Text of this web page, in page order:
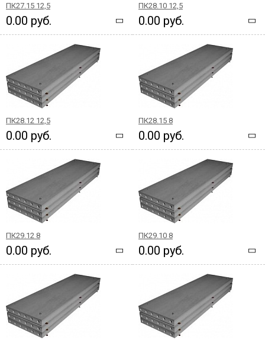
ПК27.15 12,5
0.00 руб.
ПК28.10 12,5
0.00 руб.
ПК28.12 12,5
0.00 руб.
ПК28.15 8
0.00 руб.
ПК29.12 8
0.00 руб.
ПК29.10 8
0.00 руб.